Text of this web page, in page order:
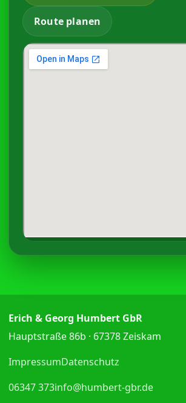
Route planen
Erich & Georg Humbert GbR
Hauptstraße 86b · 67378 Zeiskam
ImpressumDatenschutz
06347 373info@humbert-gbr.de